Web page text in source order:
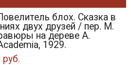
блох. Сказка в
двух друзей / пер. М.
на дереве А.
1929.